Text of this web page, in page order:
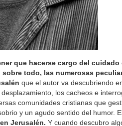
que hacerse cargo del
todo, las numerosas
que el autor va descubriendo
los cacheos e
comunidades cristianas que
y un agudo sentido del humor.
Jerusalén. Y cuando descubro